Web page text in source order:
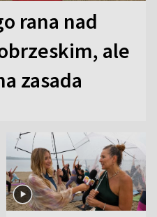
rana nad
ale
zasada